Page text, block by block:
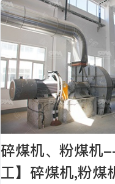
碎煤机、粉煤机
工】碎煤机,粉煤